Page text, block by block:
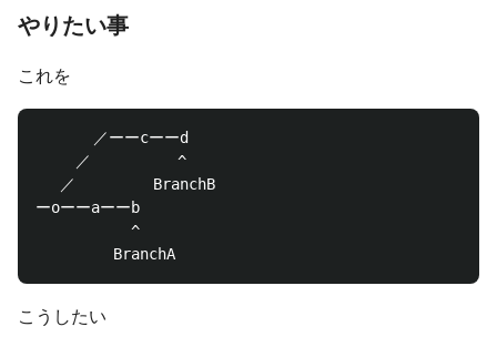
やりたい事
これを
／ーーcーーd
／　　　　　 ^
／　　　　　BranchB
ーoーーaーーb
^
こうしたい